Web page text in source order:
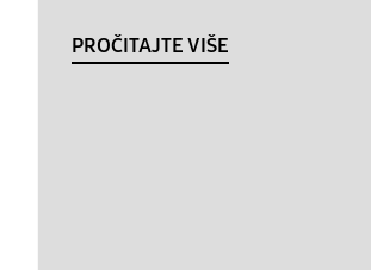
PROČITAJTE VIŠE